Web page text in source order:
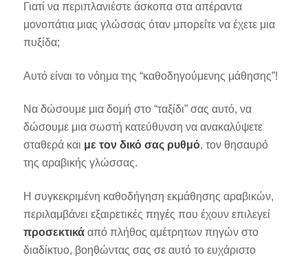
Γιατί να περιπλανιέστε άσκοπα στα απέραντα
μονοπάτια μιας γλώσσας όταν μπορείτε να έχετε μια
πυξίδα;
Αυτό είναι το νόημα της “καθοδηγούμενης μάθησης”!
Να δώσουμε μια δομή στο “ταξίδι” σας αυτό, να
δώσουμε μια σωστή κατεύθυνση να ανακαλύψετε
σταθερά και με τον δικό σας ρυθμό, τον θησαυρό
της αραβικής γλώσσας.
Η συγκεκριμένη καθοδήγηση εκμάθησης αραβικών,
περιλαμβάνει εξαιρετικές πηγές που έχουν επιλεγεί
προσεκτικάαπό πλήθος αμέτρητων πηγών στο
διαδίκτυο, βοηθώντας σας σε αυτό το ευχάριστο